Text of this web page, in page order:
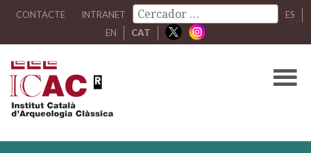
CONTACTE INTRANET
ES
EN
CAT